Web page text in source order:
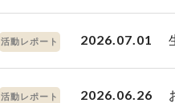
活動レポート 2026.07.01
活動レポート 2026.06.26